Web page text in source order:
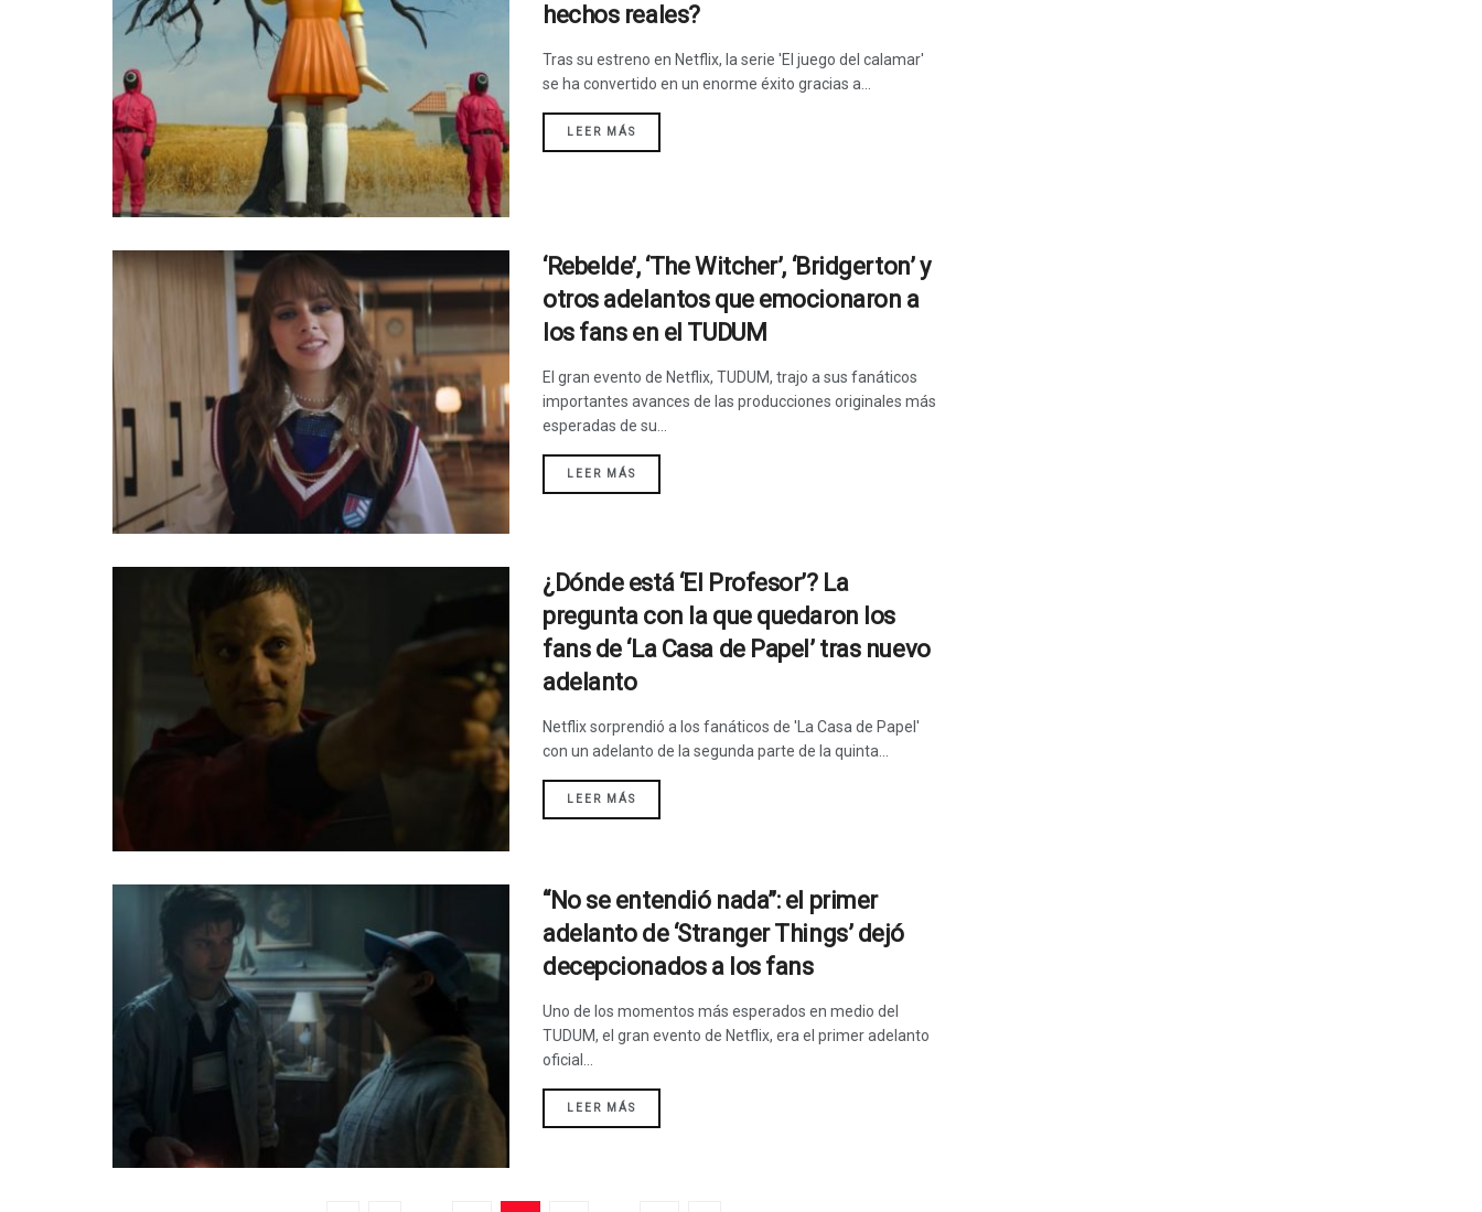
hechos reales?
Tras su estreno en Netflix, la serie 'El juego del calamar'
se ha convertido en un enorme éxito gracias a...
LEER MÁS
‘Rebelde’, ‘The Witcher’, ‘Bridgerton’ y
otros adelantos que emocionaron a
los fans en el TUDUM
El gran evento de Netflix, TUDUM, trajo a sus fanáticos
importantes avances de las producciones originales más
esperadas de su...
LEER MÁS
¿Dónde está ‘El Profesor’? La
pregunta con la que quedaron los
fans de ‘La Casa de Papel’ tras nuevo
adelanto
Netflix sorprendió a los fanáticos de 'La Casa de Papel'
con un adelanto de la segunda parte de la quinta...
LEER MÁS
“No se entendió nada”: el primer
adelanto de ‘Stranger Things’ dejó
decepcionados a los fans
Uno de los momentos más esperados en medio del
TUDUM, el gran evento de Netflix, era el primer adelanto
oficial...
LEER MÁS